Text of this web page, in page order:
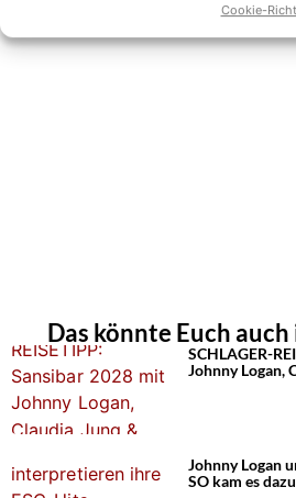
Cookie-
Das könnte Euch
SCHLAGER-
Johnny Logan,
Johnny Logan
SO kam es